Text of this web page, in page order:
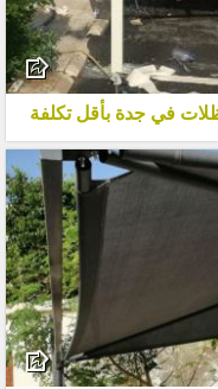
في جدة بأقل تكلفة